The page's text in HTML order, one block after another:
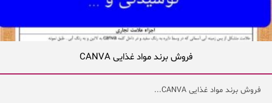
فروش برند مواد غذایی CANVA
فروش برند مواد غذایی CANVA...